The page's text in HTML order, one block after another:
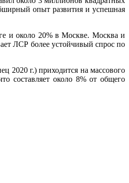
опыт развития и успешная
и около 20% в Москве. Москва и
ЛСР более устойчивый спрос по
2020 г.) приходится на массового
составляет около 8% от общего